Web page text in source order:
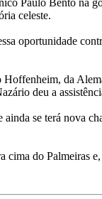
celeste.
oportunidade
da
deu a
se terá nova
do Palmeiras